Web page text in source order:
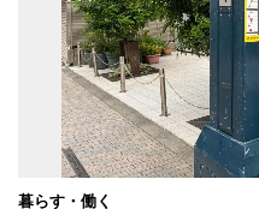
暮らす・働く